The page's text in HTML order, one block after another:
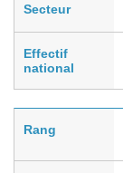
Secteur
Effectif
national
Rang